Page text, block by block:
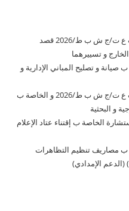
إعلان عن إستشارة رقم 11/أ ع/ك ع إ ت ع ت/ج ش ب ط/2026 قصد
و تسييرهما
و تصليح المباني الإدارية و
إعلان عن إستشارة رقم 10/أ ع/ك ع إ ت ع ت/ج ش ب ط/2026 و الخاصة ب
و البحثية
الخاصة ب إقتناء عتاد الإعلام
مصاريف تنظيم التظاهرات